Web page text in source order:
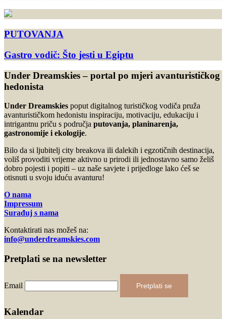
PUTOVANJA
Gastro vodič: Što jesti u Egiptu
Under Dreamskies – portal po mjeri avanturističkog
hedonista
Under Dreamskies poput digitalnog turističkog vodiča pruža
avanturističkom hedonistu inspiraciju, motivaciju, edukaciju i
intrigantnu priču s područja putovanja, planinarenja,
gastronomije i ekologije.
Bilo da si ljubitelj city breakova ili dalekih i egzotičnih destinacija,
voliš provoditi vrijeme aktivno u prirodi ili jednostavno samo želiš
dobro pojesti i popiti – uz naše savjete i prijedloge lako ćeš se
otisnuti u svoju iduću avanturu!
O nama
Impressum
Surađuj s nama
Kontaktirati nas možeš na:
info@underdreamskies.com
Pretplati se na newsletter
Email Pretplati se
Kalendar